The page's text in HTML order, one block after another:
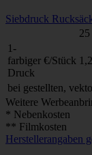
Siebdruck
25
1-
farbiger
Druck
€/Stück
bei gestellten,
Weitere
* Nebenkosten
** Filmkosten
Herstellerangaben